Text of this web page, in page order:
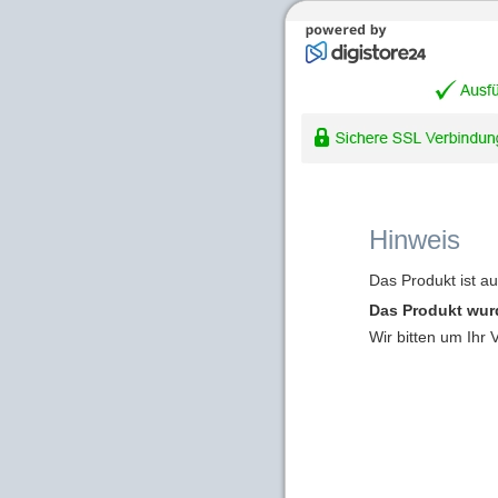
Hinweis
Das Produkt ist
Das Produkt
Wir bitten um Ihr